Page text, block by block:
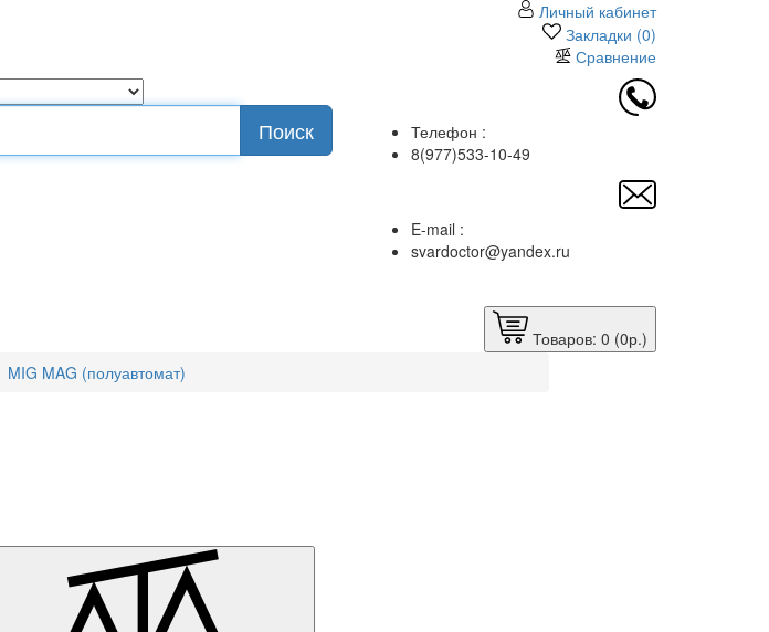
Личный кабинет
Закладки (0)
Сравнение
Поиск
Телефон :
8(977)533-10-49
E-mail :
svardoctor@yandex.ru
Товаров: 0 (0р.)
MIG MAG (полуавтомат)